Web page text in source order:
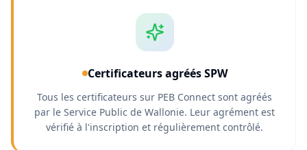
Certificateurs agréés SPW
Tous les certificateurs sur PEB Connect sont agréés
par le Service Public de Wallonie. Leur agrément est
vérifié à l'inscription et régulièrement contrôlé.